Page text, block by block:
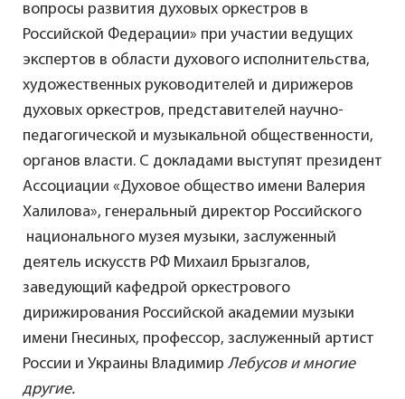
вопросы развития духовых оркестров в
Российской Федерации» при участии ведущих
экспертов в области духового исполнительства,
художественных руководителей и дирижеров
духовых оркестров, представителей научно-
педагогической и музыкальной общественности,
органов власти. С докладами выступят президент
Ассоциации «Духовое общество имени Валерия
Халилова», генеральный директор Российского
национального музея музыки, заслуженный
деятель искусств РФ Михаил Брызгалов,
заведующий кафедрой оркестрового
дирижирования Российской академии музыки
имени Гнесиных, профессор, заслуженный артист
России и Украины Владимир Лебусов и многие
другие.